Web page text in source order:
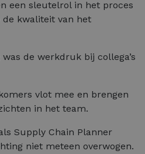
een sleutelrol in het proces
kwaliteit van het
de werkdruk bij collega’s
vlot mee en brengen
in het team.
Supply Chain Planner
niet meteen overwogen.